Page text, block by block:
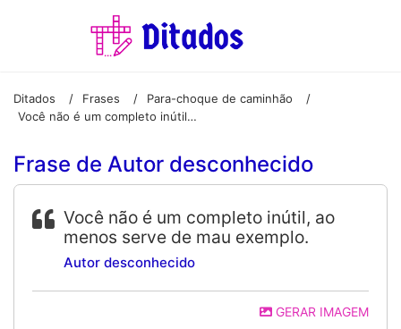
Ditados / Frases / Para-choque de caminhão
/
Você não é um completo inútil, ao menos serve de mau exemplo.
Frase de Autor desconhecido
Você não é um completo inútil, ao
menos serve de mau exemplo.
Autor desconhecido
GERAR IMAGEM